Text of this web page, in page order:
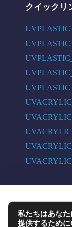
クイックリ
COPYRIGHT © 2004
私たちはあな
提供するために